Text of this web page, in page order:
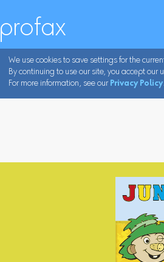
profax
We use cookies to save settings for the
By continuing to use our site, you accept our
For more information, see our Privacy Policy